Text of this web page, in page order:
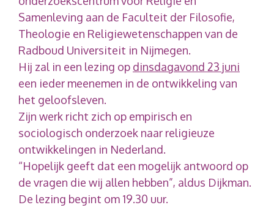
Samenleving aan de Faculteit der Filosofie,
Theologie en Religiewetenschappen van de
Radboud Universiteit in Nijmegen.
Hij zal in een lezing op dinsdagavond 23 juni
een ieder meenemen in de ontwikkeling van
het geloofsleven.
Zijn werk richt zich op empirisch en
sociologisch onderzoek naar religieuze
ontwikkelingen in Nederland.
“Hopelijk geeft dat een mogelijk antwoord op
de vragen die wij allen hebben”, aldus Dijkman.
De lezing begint om 19.30 uur.